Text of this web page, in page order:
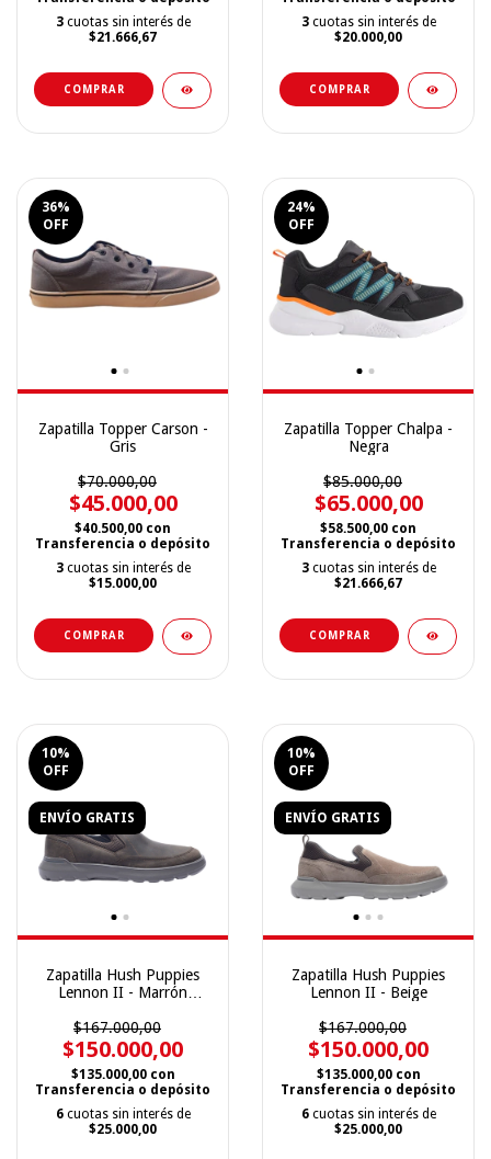
3 cuotas sin interés de
$21.666,67
COMPRAR
3 cuotas sin interés de
$20.000,00
COMPRAR
36%
OFF
Zapatilla Topper Carson -
Gris
$70.000,00
$45.000,00
$40.500,00 con
Transferencia o depósito
3 cuotas sin interés de
$15.000,00
COMPRAR
24%
OFF
Zapatilla Topper Chalpa -
Negra
$85.000,00
$65.000,00
$58.500,00 con
Transferencia o depósito
3 cuotas sin interés de
$21.666,67
COMPRAR
10%
OFF
ENVÍO GRATIS
Zapatilla Hush Puppies
Lennon II - Marrón
$167.000,00
$150.000,00
$135.000,00 con
Transferencia o depósito
6 cuotas sin interés de
$25.000,00
10%
OFF
ENVÍO GRATIS
Zapatilla Hush Puppies
Lennon II - Beige
$167.000,00
$150.000,00
$135.000,00 con
Transferencia o depósito
6 cuotas sin interés de
$25.000,00